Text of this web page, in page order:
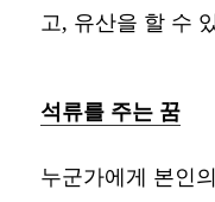
고, 유산을 할 수
석류를 주는 꿈
누군가에게 본인